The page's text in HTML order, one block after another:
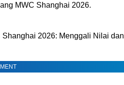
MWC Shanghai 2026.
2026: Menggali Nilai dan